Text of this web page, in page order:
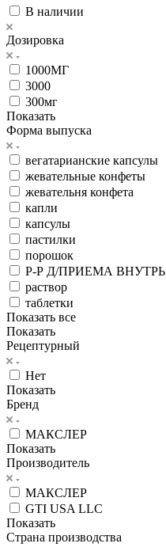
В наличии
Дозировка
1000МГ
3000
300мг
Показать
Форма выпуска
вегатарианские капсулы
жевательные конфеты
жевательня конфета
капли
капсулы
пастилки
порошок
Р-Р Д/ПРИЕМА ВНУТРЬ
раствор
таблетки
Показать все
Показать
Рецептурный
Нет
Показать
Бренд
МАКСЛЕР
Показать
Производитель
МАКСЛЕР
GTI USA LLC
Показать
Страна производства